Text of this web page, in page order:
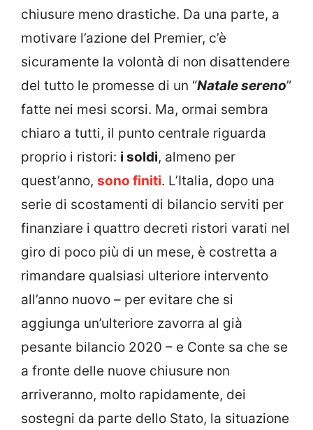
chiusure meno drastiche. Da una parte, a
motivare l’azione del Premier, c’è
sicuramente la volontà di non disattendere
del tutto le promesse di un “Natale sereno”
fatte nei mesi scorsi. Ma, ormai sembra
chiaro a tutti, il punto centrale riguarda
proprio i ristori: i soldi, almeno per
quest’anno, sono finiti. L’Italia, dopo una
serie di scostamenti di bilancio serviti per
finanziare i quattro decreti ristori varati nel
giro di poco più di un mese, è costretta a
rimandare qualsiasi ulteriore intervento
all’anno nuovo – per evitare che si
aggiunga un’ulteriore zavorra al già
pesante bilancio 2020 – e Conte sa che se
a fronte delle nuove chiusure non
arriveranno, molto rapidamente, dei
sostegni da parte dello Stato, la situazione